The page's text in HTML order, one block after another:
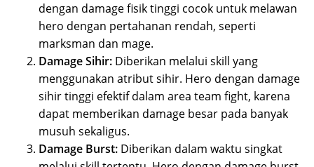
dengan damage fisik tinggi cocok untuk melawan
hero dengan pertahanan rendah, seperti
marksman dan mage.
Damage Sihir: Diberikan melalui skill yang
menggunakan atribut sihir. Hero dengan damage
sihir tinggi efektif dalam area team fight, karena
dapat memberikan damage besar pada banyak
musuh sekaligus.
Damage Burst: Diberikan dalam waktu singkat